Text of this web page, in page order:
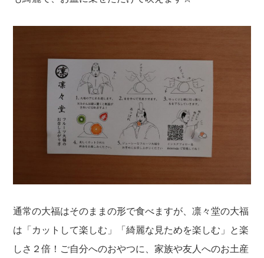
通常の大福はそのままの形で食べますが、凛々堂の大福
は「カットして楽しむ」「綺麗な見ためを楽しむ」と楽
しさ２倍！ご自分へのおやつに、家族や友人へのお土産